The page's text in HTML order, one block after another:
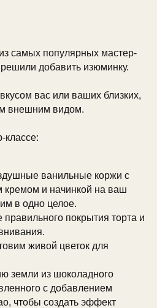
самых популярных мастер-
добавить изюминку.
вас или ваших близких,
внешним видом.
классе:
ванильные коржи с
и начинкой на ваш
в одно целое.
правильного покрытия торта и
живой цветок для
земли из шоколадного
с добавлением
чтобы создать эффект